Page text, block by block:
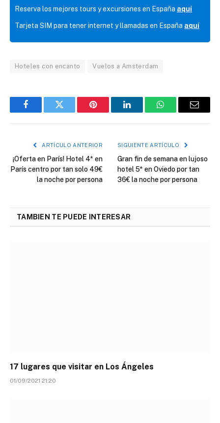
Reserva los mejores tours y excursiones en España aquí
Tarjeta SIM para tener internet y llamadas en España aquí
Hoteles con encanto Vuelos a Amsterdam
FacebookTwitter Pinterest LinkedInWhatsAppCorreo
ARTÍCULO ANTERIOR
¡Oferta en París! Hotel 4* en
París centro por tan solo 49€
la noche por persona
SIGUIENTE ARTÍCULO
Gran fin de semana en lujoso
hotel 5* en Oviedo por tan
36€ la noche por persona
TAMBIEN TE PUEDE INTERESAR
17 lugares que visitar en Los Ángeles
01/09/2021 21:20